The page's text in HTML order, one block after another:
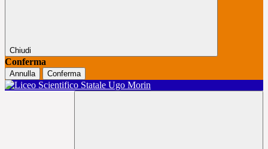
Chiudi
Conferma
Annulla Conferma